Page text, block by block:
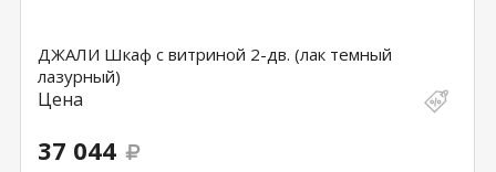
ДЖАЛИ Шкаф с витриной 2-дв. (лак темный
лазурный)
Цена
37 044